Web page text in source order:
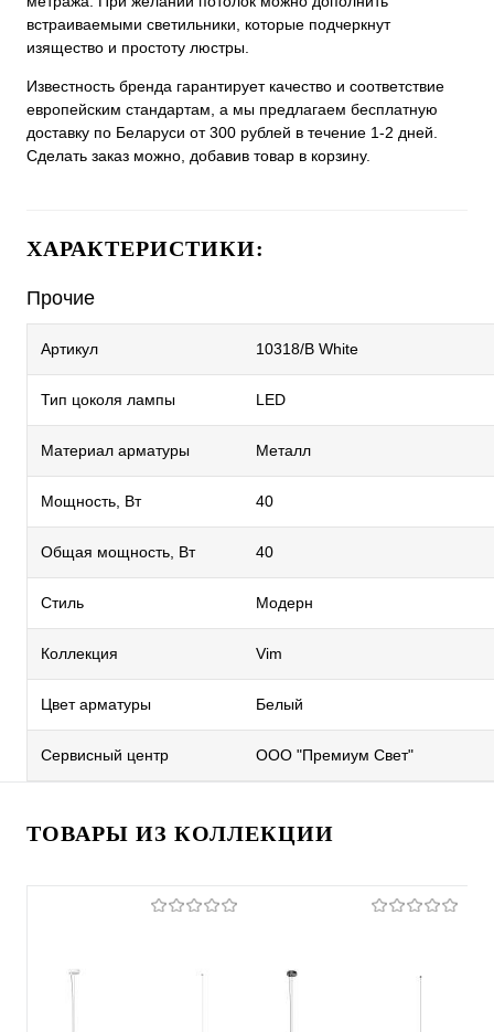
встраиваемыми светильники, которые подчеркнут
изящество и простоту люстры.
Известность бренда гарантирует качество и соответствие
европейским стандартам, а мы предлагаем бесплатную
доставку по Беларуси от 300 рублей в течение 1-2 дней.
Сделать заказ можно, добавив товар в корзину.
ХАРАКТЕРИСТИКИ:
Прочие
Артикул 10318/B White
Тип цоколя лампы LED
Материал арматуры Металл
Мощность, Вт 40
Общая мощность, Вт 40
Стиль Модерн
Коллекция Vim
Цвет арматуры Белый
Сервисный центр ООО "Премиум Свет"
ТОВАРЫ ИЗ КОЛЛЕКЦИИ